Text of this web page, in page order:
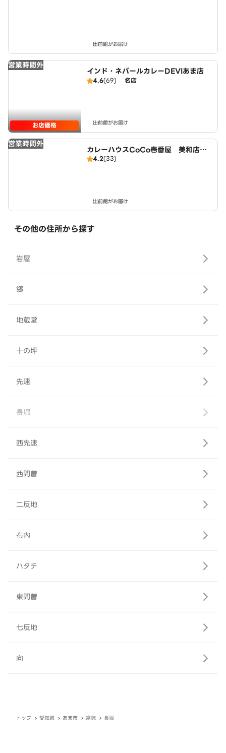
出前館がお届け
営業時間外
お店価格
インド・ネパールカレーDEVIあま店
4.6(69) 名店
出前館がお届け
営業時間外
カレーハウスCoCo壱番屋 美和店（S
D）
4.2(33)
出前館がお届け
その他の住所から探す
岩屋
郷
地蔵堂
十の坪
先速
長堀
西先速
西間曽
二反地
布内
ハタチ
東間曽
七反地
向
トップ 愛知県 あま市 富塚 長堀